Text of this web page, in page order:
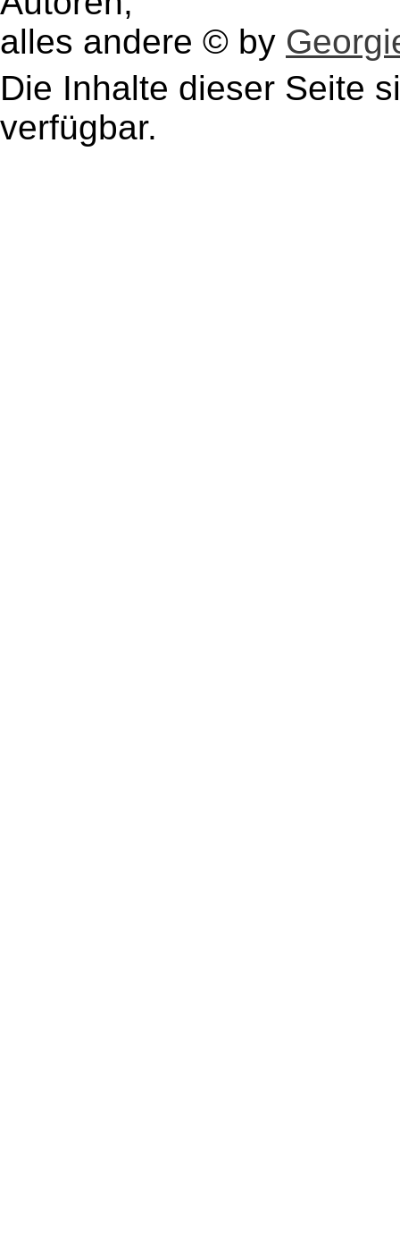
alles andere © by
Die Inhalte dieser Seite
verfügbar.